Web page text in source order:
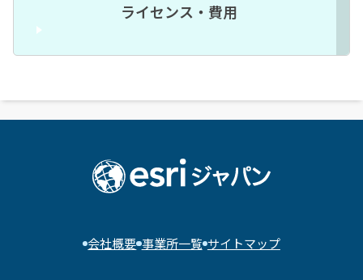
ライセンス・費用
会社概要 事業所一覧 サイトマップ